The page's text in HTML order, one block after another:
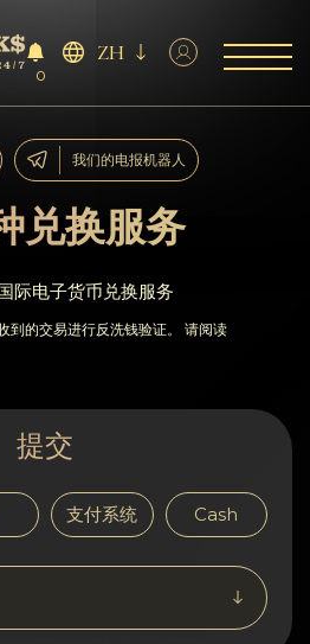
0
ZH
兑换服务
我们的电报机器人
电子货币兑换服务
到的交易进行反洗钱验证。 请阅读
提交
支付系统 Cash